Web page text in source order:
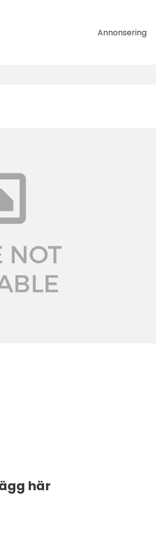
Annonsering
här